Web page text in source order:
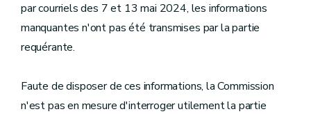
par courriels des 7 et 13 mai 2024, les informations
manquantes n'ont pas été transmises par la partie
requérante.
Faute de disposer de ces informations, la Commission
n'est pas en mesure d'interroger utilement la partie